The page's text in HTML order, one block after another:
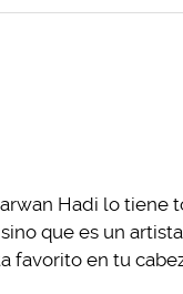
Hadi lo tiene
que es un
favorito en tu